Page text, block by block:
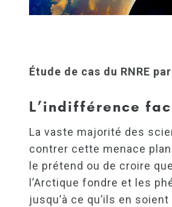
Étude de cas du RNRE par
L’indifférence
La vaste majorité des
contrer cette menace
le prétend ou de croire
l’Arctique fondre et les
jusqu’à ce qu’ils en